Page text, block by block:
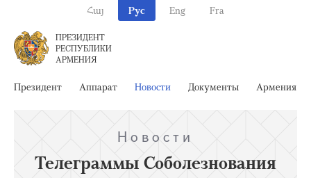
Հայ Рус Eng Fra
ПРЕЗИДЕНТ
РЕСПУБЛИКИ
АРМЕНИЯ
Президент Аппарат Новости Документы Армения
Новости
Телеграммы Соболезнования